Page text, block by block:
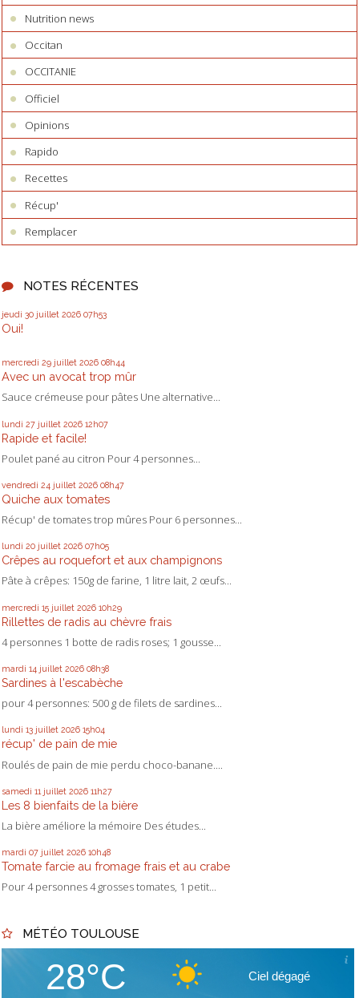
Nutrition news
Occitan
OCCITANIE
Officiel
Opinions
Rapido
Recettes
Récup'
Remplacer
NOTES RÉCENTES
jeudi 30 juillet 2026 07h53
Oui!
mercredi 29 juillet 2026 08h44
Avec un avocat trop mûr
Sauce crémeuse pour pâtes Une alternative...
lundi 27 juillet 2026 12h07
Rapide et facile!
Poulet pané au citron Pour 4 personnes...
vendredi 24 juillet 2026 08h47
Quiche aux tomates
Récup' de tomates trop mûres Pour 6 personnes...
lundi 20 juillet 2026 07h05
Crêpes au roquefort et aux champignons
Pâte à crêpes: 150g de farine, 1 litre lait, 2 œufs...
mercredi 15 juillet 2026 10h29
Rillettes de radis au chèvre frais
4 personnes 1 botte de radis roses; 1 gousse...
mardi 14 juillet 2026 08h38
Sardines à l'escabèche
pour 4 personnes: 500 g de filets de sardines...
lundi 13 juillet 2026 15h04
récup' de pain de mie
Roulés de pain de mie perdu choco-banane....
samedi 11 juillet 2026 11h27
Les 8 bienfaits de la bière
La bière améliore la mémoire Des études...
mardi 07 juillet 2026 10h48
Tomate farcie au fromage frais et au crabe
Pour 4 personnes 4 grosses tomates, 1 petit...
MÉTÉO TOULOUSE
28°C Ciel dégagé